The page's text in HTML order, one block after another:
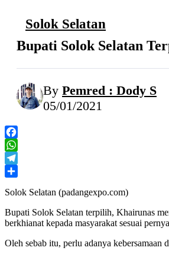
Solok Selatan
Bupati Solok Selatan
By Pemred : Dody S
05/01/2021
Facebook
WhatsApp
Telegram
Solok Selatan (padangexpo.com)
Bupati Solok Selatan terpilih, Khairunas
berkhianat kepada masyarakat sesuai
Oleh sebab itu, perlu adanya kebersamaan